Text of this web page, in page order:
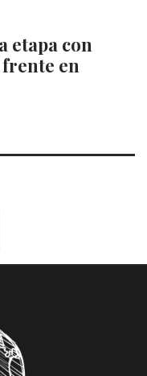
etapa con
en